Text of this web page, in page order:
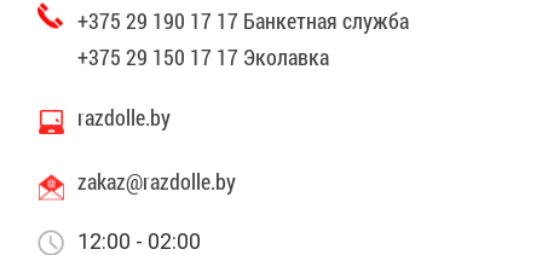
+375 29 190 17 17 Бан­кет­ная служ­ба
+375 29 150 17 17 Эко­лав­ка
razdolle.by
zakaz@​raz​doll​e.​by
12:00 - 02:00